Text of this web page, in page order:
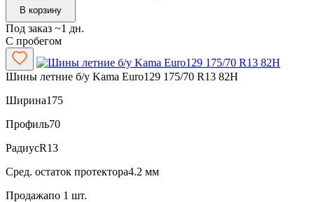
В корзину
Под заказ ~1 дн.
С пробегом
Шины летние б/у Kama Euro129 175/70 R13 82H
Ширина175
Профиль70
РадиусR13
Сред. остаток протектора4.2 мм
Продажапо 1 шт.